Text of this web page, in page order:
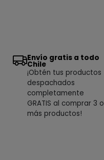
Envío gratis a todo
Chile
¡Obtén tus productos
despachados
completamente
GRATIS al comprar 3 o
más productos!